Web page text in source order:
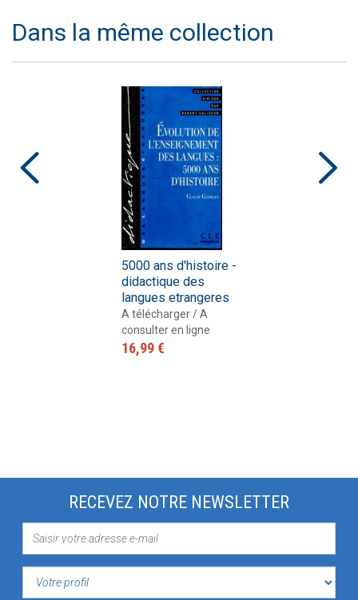
Dans la même collection
5000 ans d'histoire -
didactique des
langues etrangeres
A télécharger / A
consulter en ligne
16,99 €
RECEVEZ NOTRE NEWSLETTER